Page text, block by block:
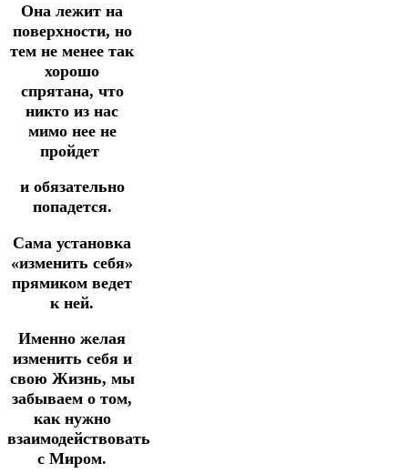
Она лежит на
поверхности, но
тем не менее так
хорошо
спрятана, что
никто из нас
мимо нее не
пройдет
и обязательно
попадется.
Сама установка
«изменить себя»
прямиком ведет
к ней.
Именно желая
изменить себя и
свою Жизнь, мы
забываем о том,
как нужно
взаимодействовать
с Миром.